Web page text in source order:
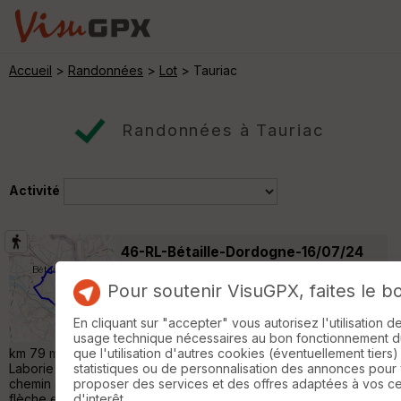
Accueil > Randonnées > Lot > Tauriac
Randonnées à Tauriac
Activité
46-RL-Bétaille-Dordogne-16/07/24
Départ: place derrière la mairie ou gauche
du bâtiment médical, près des toilettes 11,8
km 79 m + petites routes et beaux chemins, balisage correct.A
Laborie je suis parti à droite sur la route puis à gauche, le
chemin proposé peu accessible Le balisage : poteaux avec
Pour soutenir VisuGPX, faites le
En cliquant sur "accepter" vous autorisez l'utilisation
usage technique nécessaires au bon fonctionnement
que l'utilisation d'autres cookies (éventuellement
statistiques ou de personnalisation des annonces pour
proposer des services et des offres adaptées à vos